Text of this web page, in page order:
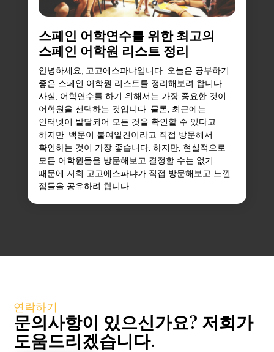
스페인 어학연수를 위한 최고의
스페인 어학원 리스트 정리
안녕하세요, 고고에스파냐입니다. 오늘은 공부하기
좋은 스페인 어학원 리스트를 정리해보려 합니다.
사실, 어학연수를 하기 위해서는 가장 중요한 것이
어학원을 선택하는 것입니다. 물론, 최근에는
인터넷이 발달되어 모든 것을 확인할 수 있다고
하지만, 백문이 불여일견이라고 직접 방문해서
확인하는 것이 가장 좋습니다. 하지만, 현실적으로
모든 어학원들을 방문해보고 결정할 수는 없기
때문에 저희 고고에스파냐가 직접 방문해보고 느낀
점들을 공유하려 합니다....
연락하기
문의사항이 있으신가요? 저희가
도움드리겠습니다.